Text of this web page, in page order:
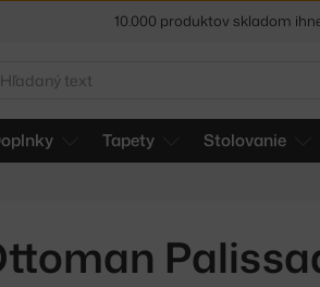
Hľadať
Tapety Stolovanie
5 % zľava pre odberateľov